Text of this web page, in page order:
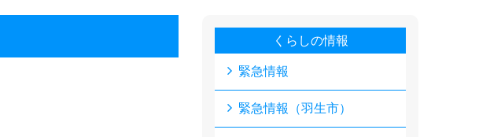
くらしの情報
緊急情報
緊急情報（羽生市）